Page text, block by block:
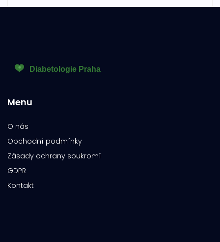
Menu
O nás
Obchodní podmínky
Zásady ochrany soukromí
GDPR
Kontakt